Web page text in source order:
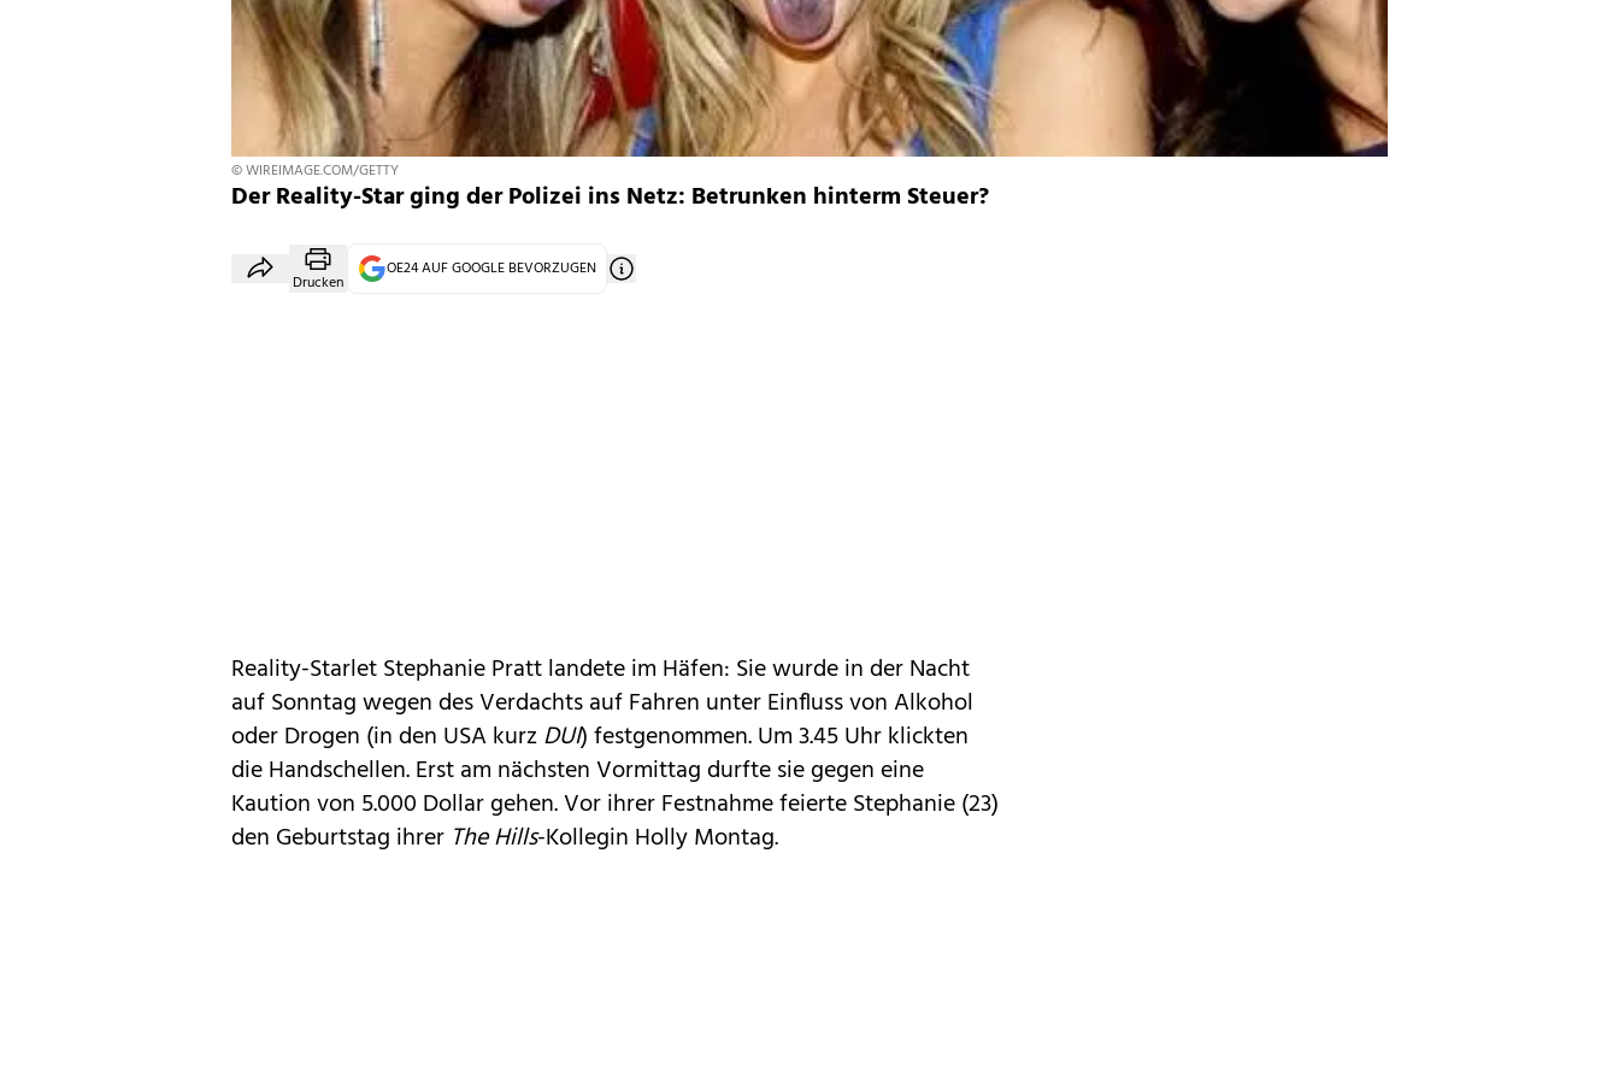
© WIREIMAGE.COM/GETTY
Der Reality-Star ging der Polizei ins Netz: Betrunken hinterm Steuer?
Drucken
OE24 AUF GOOGLE BEVORZUGEN
Reality-Starlet Stephanie Pratt landete im Häfen: Sie wurde in der Nacht
auf Sonntag wegen des Verdachts auf Fahren unter Einfluss von Alkohol
oder Drogen (in den USA kurzDUI) festgenommen. Um 3.45 Uhr klickten
die Handschellen. Erst am nächsten Vormittag durfte sie gegen eine
Kaution von 5.000 Dollar gehen. Vor ihrer Festnahme feierte Stephanie (23)
den Geburtstag ihrer The Hills-Kollegin Holly Montag.